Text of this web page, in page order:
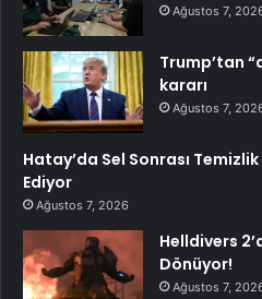
Ağustos 7,
Trump’tan
kararı
Ağustos 7,
Hatay’da Sel Sonrası
Ediyor
Ağustos 7, 2026
Helldivers
Dönüyor!
Ağustos 7,